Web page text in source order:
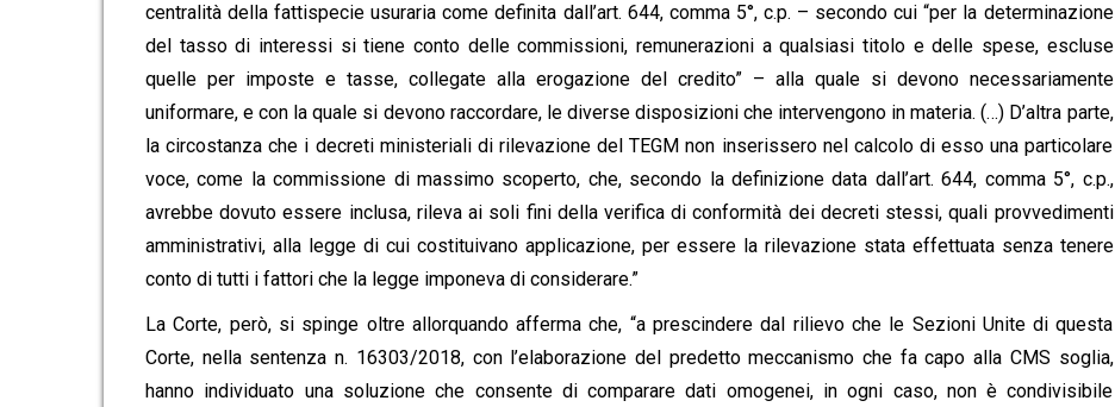
centralità della fattispecie usuraria come definita dall’art. 644, comma 5°, c.p. – secondo cui “per la determinazione
del tasso di interessi si tiene conto delle commissioni, remunerazioni a qualsiasi titolo e delle spese, escluse
quelle per imposte e tasse, collegate alla erogazione del credito” – alla quale si devono necessariamente
uniformare, e con la quale si devono raccordare, le diverse disposizioni che intervengono in materia. (…) D’altra parte,
la circostanza che i decreti ministeriali di rilevazione del TEGM non inserissero nel calcolo di esso una particolare
voce, come la commissione di massimo scoperto, che, secondo la definizione data dall’art. 644, comma 5°, c.p.,
avrebbe dovuto essere inclusa, rileva ai soli fini della verifica di conformità dei decreti stessi, quali provvedimenti
amministrativi, alla legge di cui costituivano applicazione, per essere la rilevazione stata effettuata senza tenere
conto di tutti i fattori che la legge imponeva di considerare.”
La Corte, però, si spinge oltre allorquando afferma che, “a prescindere dal rilievo che le Sezioni Unite di questa
Corte, nella sentenza n. 16303/2018, con l’elaborazione del predetto meccanismo che fa capo alla CMS soglia,
hanno individuato una soluzione che consente di comparare dati omogenei, in ogni caso, non è condivisibile